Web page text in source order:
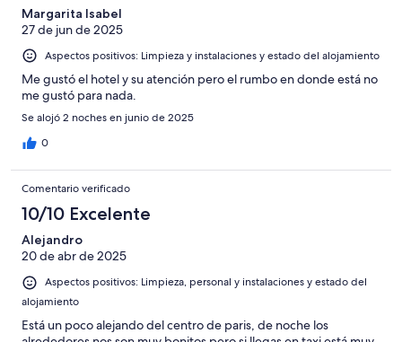
Margarita Isabel
27 de jun de 2025
Aspectos positivos: Limpieza y instalaciones y estado del alojamiento
Me gustó el hotel y su atención pero el rumbo en donde está no
me gustó para nada.
Se alojó 2 noches en junio de 2025
0
Comentario verificado
10/10 Excelente
Alejandro
20 de abr de 2025
Aspectos positivos: Limpieza, personal y instalaciones y estado del
alojamiento
Está un poco alejando del centro de paris, de noche los